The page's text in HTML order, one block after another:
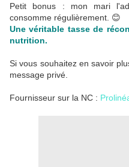
Petit bonus : mon mari
consomme régulièrement. 😊
Une véritable tasse de
nutrition.
Si vous souhaitez en savoir
message privé.
Fournisseur sur la NC :